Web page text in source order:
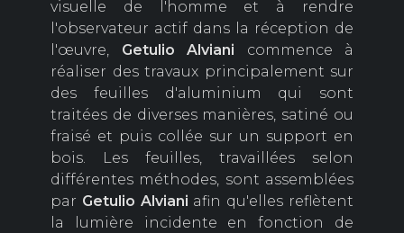
visuelle de l'homme et à rendre
l'observateur actif dans la réception de
l'œuvre, Getulio Alviani commence à
réaliser des travaux principalement sur
des feuilles d'aluminium qui sont
traitées de diverses manières, satiné ou
fraisé et puis collée sur un support en
bois. Les feuilles, travaillées selon
différentes méthodes, sont assemblées
par Getulio Alviani afin qu'elles reflètent
la lumière incidente en fonction de